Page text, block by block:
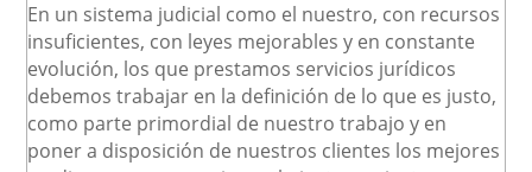
En un sistema judicial como el nuestro, con recursos
insuficientes, con leyes mejorables y en constante
evolución, los que prestamos servicios jurídicos
debemos trabajar en la definición de lo que es justo,
como parte primordial de nuestro trabajo y en
poner a disposición de nuestros clientes los mejores